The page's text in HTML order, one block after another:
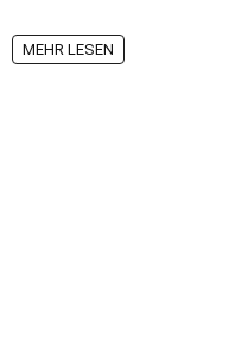
MEHR LESEN